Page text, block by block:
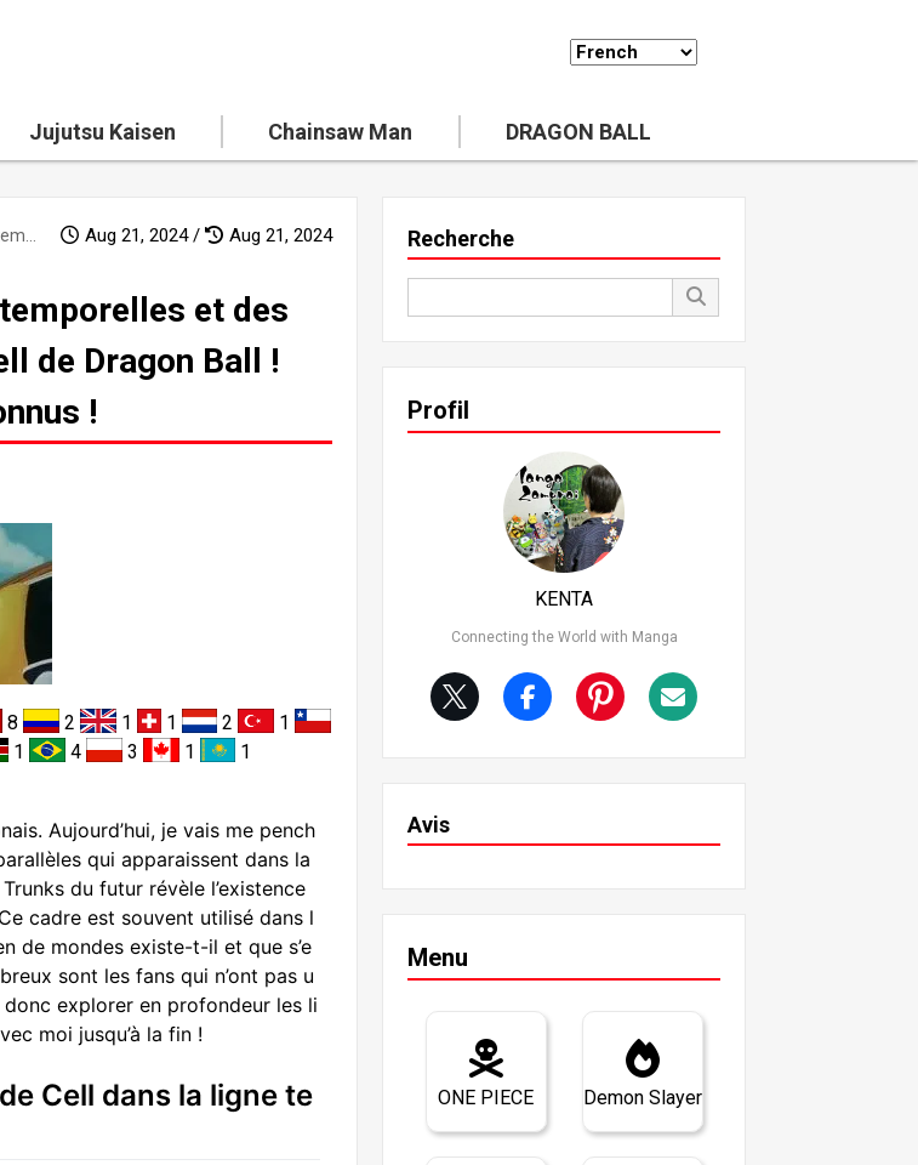
Jujutsu Kaisen Chainsaw Man DRAGON BALL
Aug 21, 2024 / Aug 21, 2024
et des
de Dragon Ball !
!
8 2 1 1 2
1
1 4 3 1 1
Aujourd’hui, je vais me pench
qui apparaissent dans la
du futur révèle l’existence
cadre est souvent utilisé dans l
de mondes existe-t-il et que s’e
sont les fans qui n’ont pas u
explorer en profondeur les li
moi jusqu’à la fin !
Cell dans la ligne te
Recherche
Profil
KENTA
Connecting the World with Manga
Avis
Menu
ONE PIECE Demon Slayer